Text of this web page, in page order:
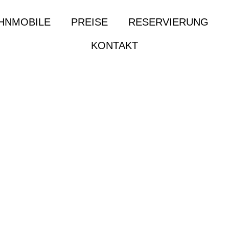
PREISE RESERVIERUNG
KONTAKT